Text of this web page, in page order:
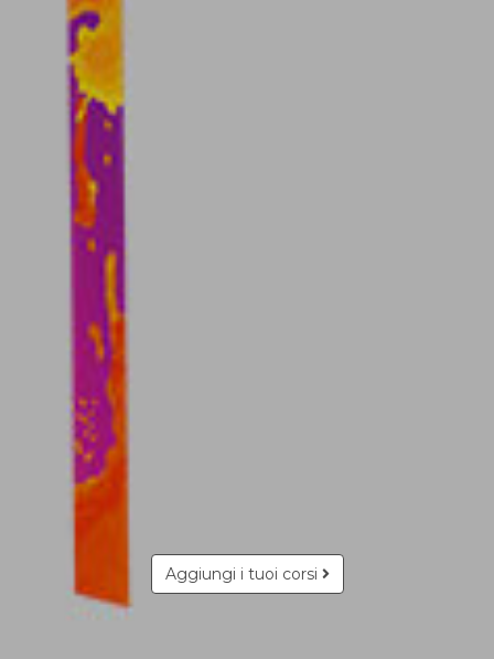
Aggiungi i tuoi corsi